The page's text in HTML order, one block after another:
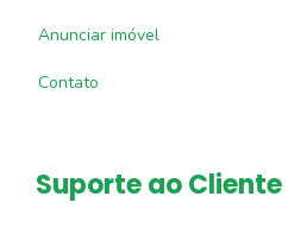
Anunciar imóvel
Contato
Suporte ao Cliente